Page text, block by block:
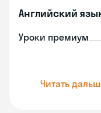
Английский
Уроки премиум
Читать